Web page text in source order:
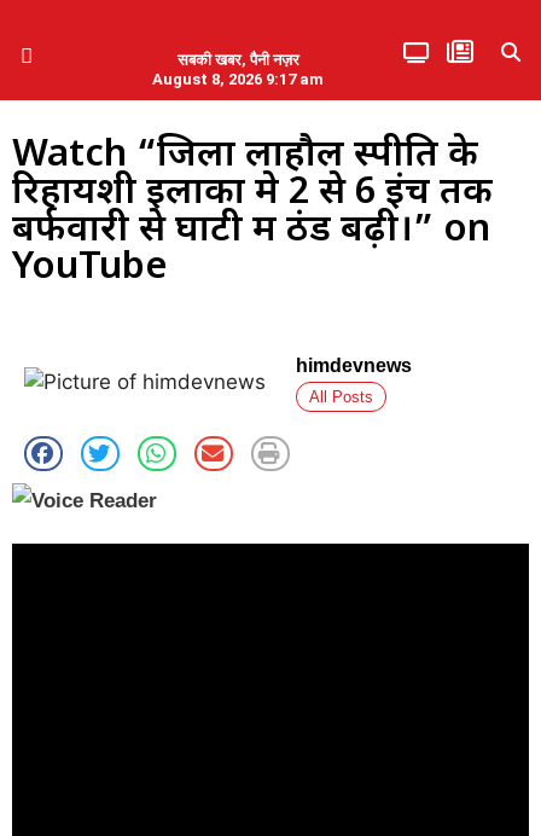
सबकी खबर, पैनी नज़र
August 8, 2026 9:17 am
Watch “जिला लाहौल स्पीति के
रिहायशी इलाकों मे 2 से 6 इंच तक
बर्फवारी से घाटी में ठंड बढ़ी।” on
YouTube
himdevnews
All Posts